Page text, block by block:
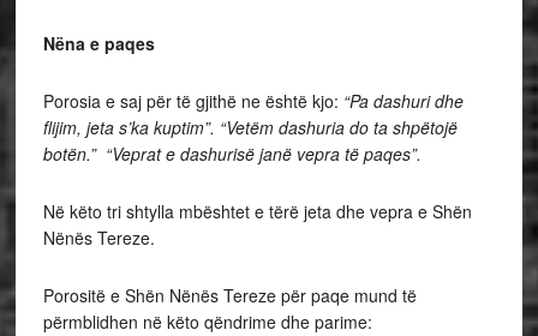
Nëna e paqes
Porosia e saj për të gjithë ne është kjo: “Pa dashuri dhe
flijim, jeta s’ka kuptim”. “Vetëm dashuria do ta shpëtojë
botën.” “Veprat e dashurisë janë vepra të paqes”.
Në këto tri shtylla mbështet e tërë jeta dhe vepra e Shën
Nënës Tereze.
Porositë e Shën Nënës Tereze për paqe mund të
përmblidhen në këto qëndrime dhe parime: